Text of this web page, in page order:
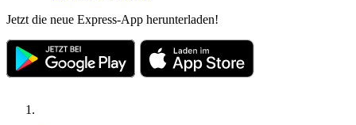
Jetzt die neue Express-App herunterladen!